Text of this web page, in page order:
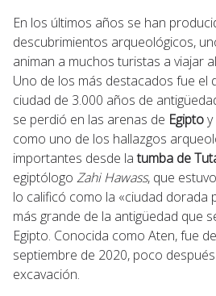
En los últimos años se han
descubrimientos arqueológicos,
animan a muchos turistas a viajar
Uno de los más destacados fue el
ciudad de 3.000 años de
se perdió en las arenas de Egipto
como uno de los hallazgos
importantes desde latumba de
egiptólogo Zahi Hawass, que
lo calificó como la «ciudad dorada
más grande de la antigüedad que
Egipto. Conocida como Aten, fue
septiembre de 2020, poco
excavación.